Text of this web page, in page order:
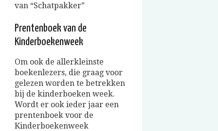
van “Schatpakker”
Prentenboek van de
Kinderboekenweek
Om ook de allerkleinste
boekenlezers, die graag voor
gelezen worden te betrekken
bij de kinderboeken week.
Wordt er ook ieder jaar een
prentenboek voor de
Kinderboekenweek